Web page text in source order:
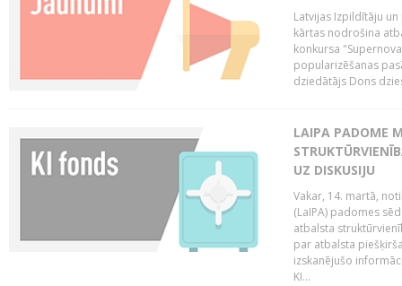
Latvijas Izpildītāju
kārtas nodrošina
konkursa
popularizēšanas
dziedātājs Dons
LAIPA PADOME
UZ DISKUSIJU
Vakar, 14. martā,
(LaIPA) padomes
atbalsta
par atbalsta
izskanējušo
KI...